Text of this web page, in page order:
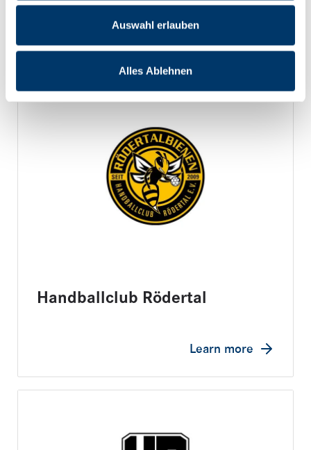
Auswahl erlauben
Alles Ablehnen
Learn more
Handballclub Rödertal
Learn more